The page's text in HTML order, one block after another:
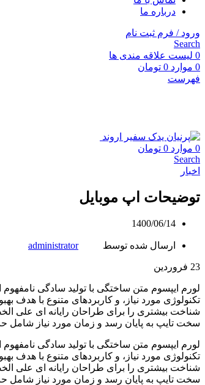
درباره ما
ورود / فرم ثبت نام
Search
0 لیست علاقه مندی ها
0 موارد 0 تومان
فهرست
0 موارد 0 تومان
Search
اخبار
توضیحات اپ موبایل
1400/06/14
ارسال شده توسط administrator
23 فروردین
لورم ایپسوم متن ساختگی با تولید سادگی
تکنولوژی مورد نیاز، و کاربردهای متنوع با هدف
شناخت بیشتری را برای طراحان رایانه ای علی
سخت تایپ به پایان رسد و زمان مورد نیاز شامل
لورم ایپسوم متن ساختگی با تولید سادگی
تکنولوژی مورد نیاز، و کاربردهای متنوع با هدف
شناخت بیشتری را برای طراحان رایانه ای علی
سخت تایپ به پایان رسد و زمان مورد نیاز شامل